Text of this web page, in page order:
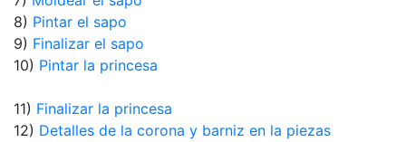
8) Pintar el sapo
9) Finalizar el sapo
10) Pintar la princesa
11) Finalizar la princesa
12) Detalles de la corona y barniz en la piezas